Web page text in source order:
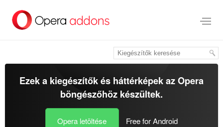
Ezek a kiegészítők és háttérképek azOpera
böngészőhözkészültek.
Opera letöltése Free for Android